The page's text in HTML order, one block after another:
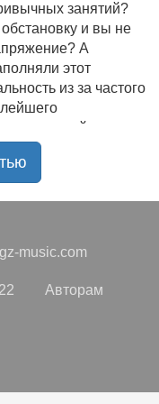
занятий?
и вы не
А
этот
из за частого
контент
вы обратились по
и новых
всех времён
и
и зарубежных
прослушивания.
music.com
Авторам